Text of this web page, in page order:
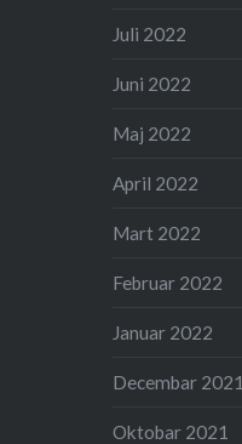
Juli 2022
Juni 2022
Maj 2022
April 2022
Mart 2022
Februar 2022
Januar 2022
Decembar 2021
Oktobar 2021